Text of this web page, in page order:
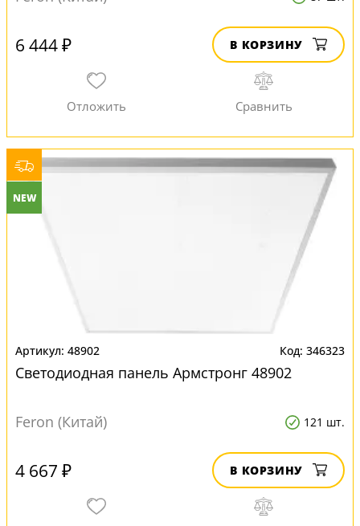
6 444 ₽ В КОРЗИНУ
NEW
48902 346323
Светодиодная панель Армстронг 48902
Feron (Китай) 121 шт.
4 667 ₽ В КОРЗИНУ